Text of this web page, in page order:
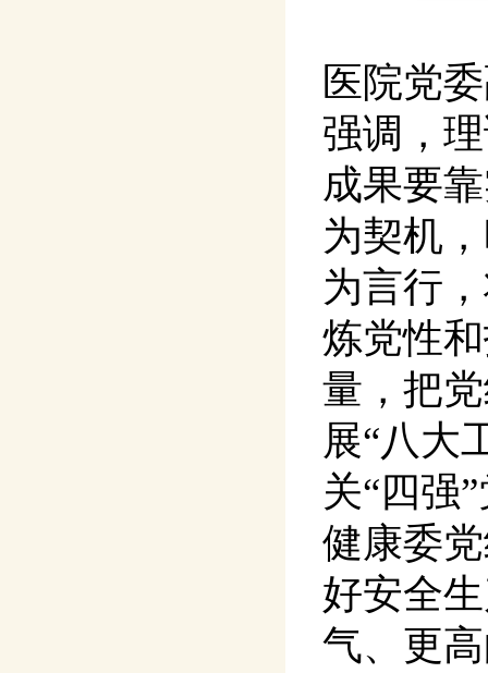
医院党
强调，
成果要
为契机
为言行
炼党性
量，把
展“八大
关“四强
健康委
好安全
气、更